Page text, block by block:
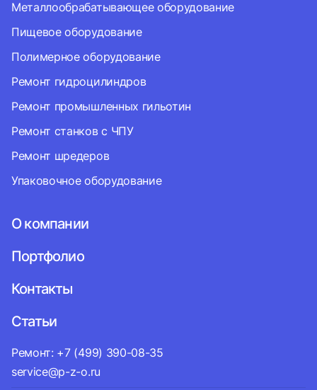
Металлообрабатывающее оборудование
Пищевое оборудование
Полимерное оборудование
Ремонт гидроцилиндров
Ремонт промышленных гильотин
Ремонт станков с ЧПУ
Ремонт шредеров
Упаковочное оборудование
О компании
Портфолио
Контакты
Статьи
Ремонт: +7 (499) 390-08-35
service@p-z-o.ru